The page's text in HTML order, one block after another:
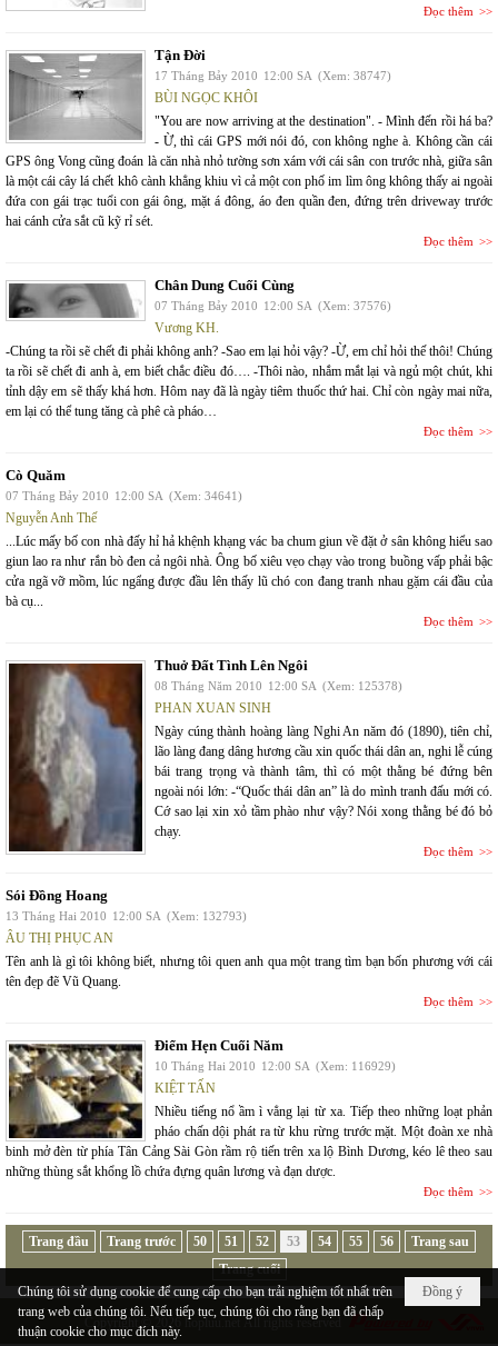
Đọc thêm
Tận Đời
17 Tháng Bảy 2010 12:00 SA (Xem: 38747)
BÙI NGỌC KHÔI
"You are now arriving at the destination". - Mình đến rồi há ba?
- Ừ, thì cái GPS mới nói đó, con không nghe à. Không cần cái
GPS ông Vong cũng đoán là căn nhà nhỏ tường sơn xám với cái sân con trước nhà, giữa sân
là một cái cây lá chết khô cành khẳng khiu vì cả một con phố im lìm ông không thấy ai ngoài
đứa con gái trạc tuổi con gái ông, mặt á đông, áo đen quần đen, đứng trên driveway trước
hai cánh cửa sắt cũ kỹ rỉ sét.
Đọc thêm
Chân Dung Cuối Cùng
07 Tháng Bảy 2010 12:00 SA (Xem: 37576)
Vương KH.
-Chúng ta rồi sẽ chết đi phải không anh? -Sao em lại hỏi vậy? -Ừ, em chỉ hỏi thế thôi! Chúng
ta rồi sẽ chết đi anh à, em biết chắc điều đó…. -Thôi nào, nhắm mắt lại và ngủ một chút, khi
tỉnh dậy em sẽ thấy khá hơn. Hôm nay đã là ngày tiêm thuốc thứ hai. Chỉ còn ngày mai nữa,
em lại có thể tung tăng cà phê cà pháo…
Đọc thêm
Cò Quăm
07 Tháng Bảy 2010 12:00 SA (Xem: 34641)
Nguyễn Anh Thế
...Lúc mấy bố con nhà đấy hỉ hả khệnh khạng vác ba chum giun về đặt ở sân không hiểu sao
giun lao ra như rắn bò đen cả ngôi nhà. Ông bố xiêu vẹo chạy vào trong buồng vấp phải bậc
cửa ngã vỡ mồm, lúc ngẩng được đầu lên thấy lũ chó con đang tranh nhau gặm cái đầu của
bà cụ...
Đọc thêm
Thuở Đất Tình Lên Ngôi
08 Tháng Năm 2010 12:00 SA (Xem: 125378)
PHAN XUAN SINH
Ngày cúng thành hoàng làng Nghi An năm đó (1890), tiên chỉ,
lão làng đang dâng hương cầu xin quốc thái dân an, nghi lễ cúng
bái trang trọng và thành tâm, thì có một thằng bé đứng bên
ngoài nói lớn: -“Quốc thái dân an” là do mình tranh đấu mới có.
Cớ sao lại xin xỏ tầm phào như vậy? Nói xong thằng bé đó bỏ
chạy.
Đọc thêm
Sói Đồng Hoang
13 Tháng Hai 2010 12:00 SA (Xem: 132793)
ÂU THỊ PHỤC AN
Tên anh là gì tôi không biết, nhưng tôi quen anh qua một trang tìm bạn bốn phương với cái
tên đẹp đẽ Vũ Quang.
Đọc thêm
Điểm Hẹn Cuối Năm
10 Tháng Hai 2010 12:00 SA (Xem: 116929)
KIỆT TẤN
Nhiều tiếng nổ ầm ì vẳng lại từ xa. Tiếp theo những loạt phản
pháo chấn dội phát ra từ khu rừng trước mặt. Một đoàn xe nhà
binh mở đèn từ phía Tân Cảng Sài Gòn rầm rộ tiến trên xa lộ Bình Dương, kéo lê theo sau
những thùng sắt khổng lồ chứa đựng quân lương và đạn dược.
Đọc thêm
Trang đầu Trang trước 50 51 52 53 54 55 56
Trang sau
Trang cuối
Copyright © 2026 hopluu.net All rights reserved
Đồng ý
Chúng tôi sử dụng cookie để cung cấp cho bạn trải nghiệm tốt nhất trên
trang web của chúng tôi. Nếu tiếp tục, chúng tôi cho rằng bạn đã chấp
thuận cookie cho mục đích này.